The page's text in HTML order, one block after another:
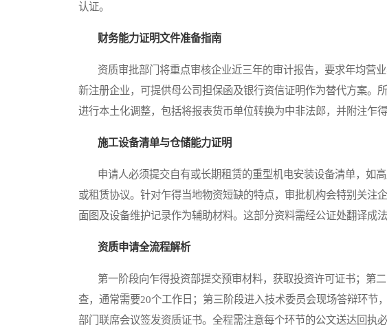
认证。
财务能力证明文件准备指南
资质审批部门将重点审核企业近三年的审计报告，要求年均营
新注册企业，可提供母公司担保函及银行资信证明作为替代方案。
进行本土化调整，包括将报表货币单位转换为中非法郎，并附注乍得
施工设备清单与仓储能力证明
申请人必须提交自有或长期租赁的重型机电安装设备清单，如
或租赁协议。针对乍得当地物资短缺的特点，审批机构会特别关注
面图及设备维护记录作为辅助材料。这部分资料需经公证处翻译成法
资质申请全流程解析
第一阶段向乍得投资部提交预审材料，获取投资许可证书；第
查，通常需要20个工作日；第三阶段进入技术委员会现场答辩环节
部门联席会议签发资质证书。全程需注意每个环节的公文送达回执